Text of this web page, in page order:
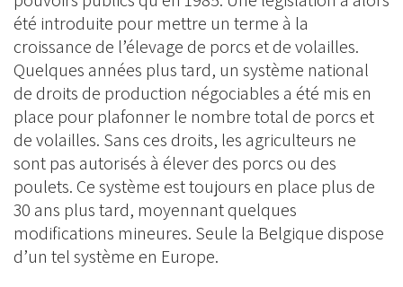
été introduite pour mettre un terme à la
croissance de l’élevage de porcs et de volailles.
Quelques années plus tard, un système national
de droits de production négociables a été mis en
place pour plafonner le nombre total de porcs et
de volailles. Sans ces droits, les agriculteurs ne
sont pas autorisés à élever des porcs ou des
poulets. Ce système est toujours en place plus de
30 ans plus tard, moyennant quelques
modifications mineures. Seule la Belgique dispose
d’un tel système en Europe.